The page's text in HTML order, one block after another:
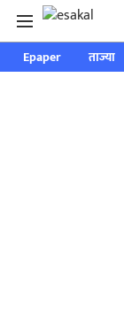
Epaper ताज्या